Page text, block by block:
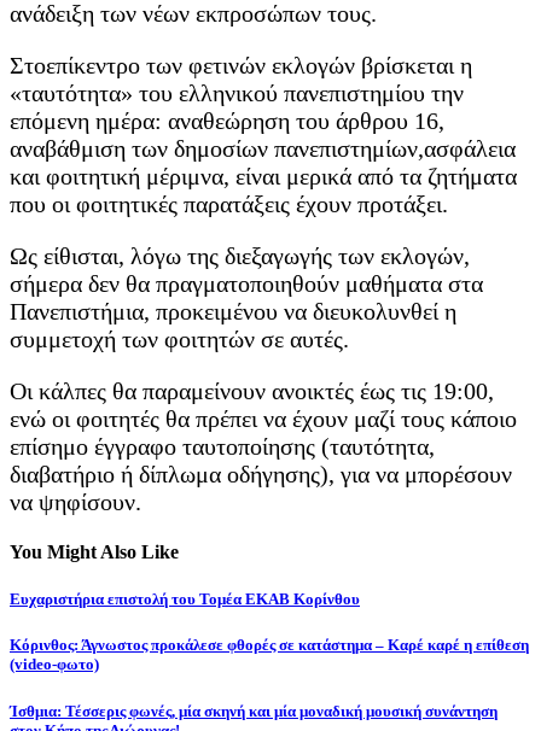
ανάδειξη των νέων εκπροσώπων τους.
Στοεπίκεντρο των φετινών εκλογών βρίσκεται η
«ταυτότητα» του ελληνικού πανεπιστημίου την
επόμενη ημέρα: αναθεώρηση του άρθρου 16,
αναβάθμιση των δημοσίων πανεπιστημίων,ασφάλεια
και φοιτητική μέριμνα, είναι μερικά από τα ζητήματα
που οι φοιτητικές παρατάξεις έχουν προτάξει.
Ως είθισται, λόγω της διεξαγωγής των εκλογών,
σήμερα δεν θα πραγματοποιηθούν μαθήματα στα
Πανεπιστήμια, προκειμένου να διευκολυνθεί η
συμμετοχή των φοιτητών σε αυτές.
Οι κάλπες θα παραμείνουν ανοικτές έως τις 19:00,
ενώ οι φοιτητές θα πρέπει να έχουν μαζί τους κάποιο
επίσημο έγγραφο ταυτοποίησης (ταυτότητα,
διαβατήριο ή δίπλωμα οδήγησης), για να μπορέσουν
να ψηφίσουν.
You Might Also Like
Ευχαριστήρια επιστολή του Τομέα ΕΚΑΒ Κορίνθου
Κόρινθος: Άγνωστος προκάλεσε φθορές σε κατάστημα – Καρέ καρέ η επίθεση
(video-φωτο)
Ίσθμια: Τέσσερις φωνές, μία σκηνή και μία μοναδική μουσική συνάντηση